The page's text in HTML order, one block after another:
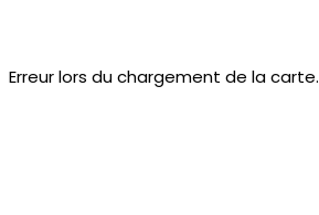
Erreur lors du chargement de la carte.